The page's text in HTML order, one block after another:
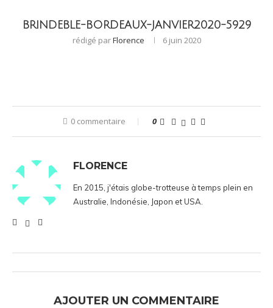
BRINDEBLE-BORDEAUX-JANVIER2020-5929
rédigé parFlorence 6 juin 2020
0 commentaire 0
FLORENCE
En 2015, j'étais globe-trotteuse à temps plein en
Australie, Indonésie, Japon et USA.
AJOUTER UN COMMENTAIRE